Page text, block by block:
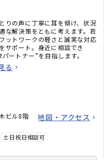
りの声に丁寧に耳を傾け、状況
な解決策をともに考えます。若
ットワークの軽さと誠実な対応
サポート。身近に相談でき
ートナー”を目指します。
る
ビル8階 地図・アクセス
土日祝日相談可